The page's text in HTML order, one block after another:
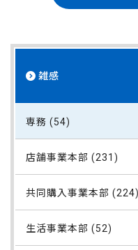
雑感
専務 (54)
店舗事業本部 (231)
共同購入事業本部 (224)
生活事業本部 (52)